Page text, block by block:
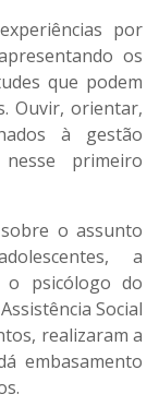
por
os
que podem
Ouvir, orientar,
à gestão
primeiro
o assunto
a
o psicólogo do
Social
realizaram a
embasamento